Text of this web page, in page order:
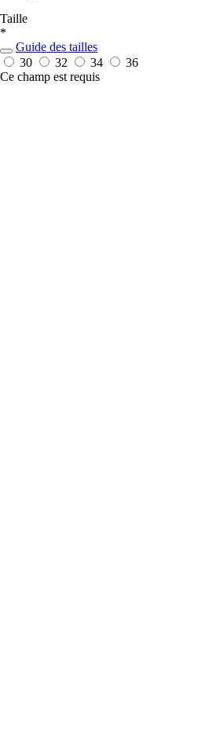
Taille
*
Guide des tailles
30
32 34
36
Ce champ est requis